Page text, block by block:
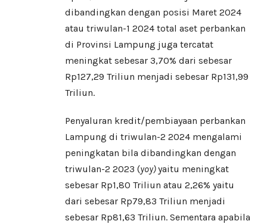
dibandingkan dengan posisi Maret 2024
atau triwulan-1 2024 total aset perbankan
di Provinsi Lampung juga tercatat
meningkat sebesar 3,70% dari sebesar
Rp127,29 Triliun menjadi sebesar Rp131,99
Triliun.
Penyaluran kredit/pembiayaan perbankan
Lampung di triwulan-2 2024 mengalami
peningkatan bila dibandingkan dengan
triwulan-2 2023 (yoy)yaitu meningkat
sebesar Rp1,80 Triliun atau 2,26% yaitu
dari sebesar Rp79,83 Triliun menjadi
sebesar Rp81,63 Triliun. Sementara apabila